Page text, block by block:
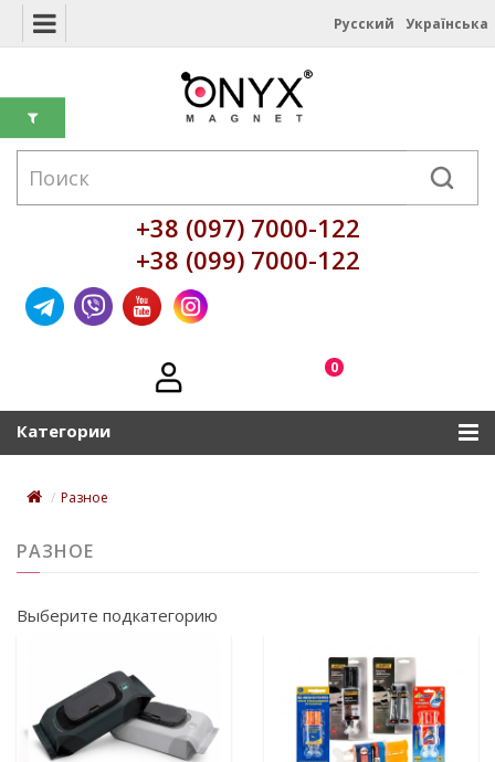
Русский Українська
+38 (097) 7000-122
+38 (099) 7000-122
0
Категории
Разное
РАЗНОЕ
Выберите подкатегорию